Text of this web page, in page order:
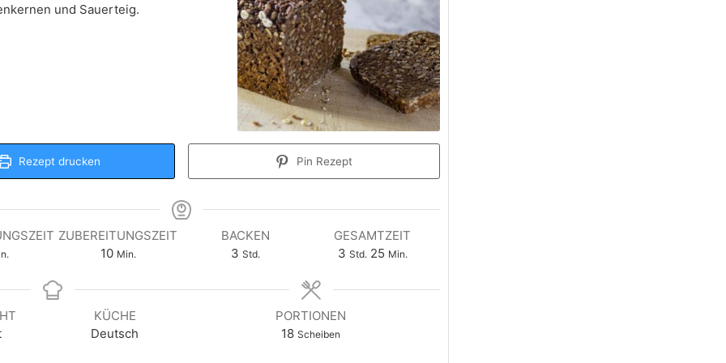
und Sauerteig.
Rezept drucken Pin Rezept
ZUBEREITUNGSZEIT
10Minuten
Min.
BACKEN
3Stunden
Std.
GESAMTZEIT
3Stunden
Std. 25Minuten
Min.
KÜCHE
Deutsch
PORTIONEN
18 Scheiben